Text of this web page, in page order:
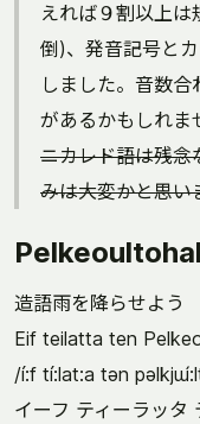
えれば９割以上
倒)、発音記号と
しました。音数
があるかもしれま
ニカレド語は残念
みは大変かと思い
造語雨を降らせよう
Eif teilatta ten
/í:f tí:lat:a tən
イーフ ティーラッタ